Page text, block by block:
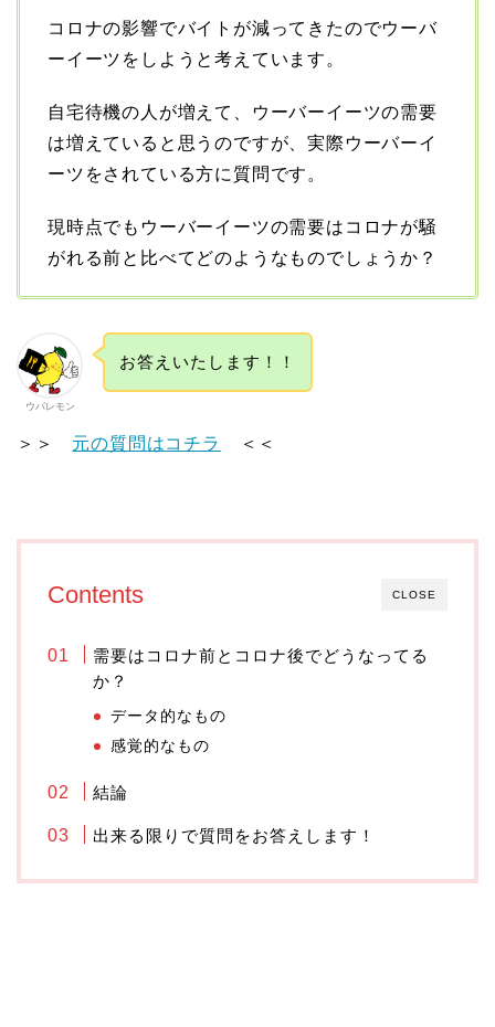
コロナの影響でバイトが減ってきたのでウーバ
ーイーツをしようと考えています。
自宅待機の人が増えて、ウーバーイーツの需要
は増えていると思うのですが、実際ウーバーイ
ーツをされている方に質問です。
現時点でもウーバーイーツの需要はコロナが騒
がれる前と比べてどのようなものでしょうか？
ウバレモン
お答えいたします！！
＞＞ 元の質問はコチラ ＜＜
CLOSE
Contents
需要はコロナ前とコロナ後でどうなってる
か？
データ的なもの
感覚的なもの
結論
出来る限りで質問をお答えします！